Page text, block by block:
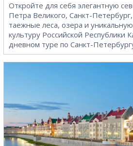
Откройте для себя элегантную
Петра Великого, Санкт-
таежные леса, озера и
культуру Российской Республики
дневном туре по Санкт-